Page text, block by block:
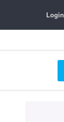
Login